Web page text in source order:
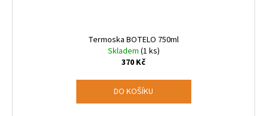
Termoska BOTELO 750ml
Skladem (1 ks)
370 Kč
DO KOŠÍKU